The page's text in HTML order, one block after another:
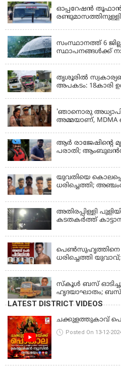
ഓപ്പറേഷൻ തൂഫാൻ:
സംസ്ഥാനത്ത് 6 ജില്ലകളിലെ
സ്ഥാപനങ്ങൾക്ക്
തൃശൂരിൽ
അപകടം: 18കാരി
'ഞാനൊരു
അമ്മയാണ്‌, MDMA
ആര്‍ രാജേഷിന്റെ
പരാതി;
ഫ്രീസര്‍
യുവതിയെ
ധരിച്ചെത്തി;
അതിരപ്പിള്ളി
കടതകർത്ത്
പെണ്‍സുഹൃത്തിനെ
ധരിച്ചെത്തി
സ്കൂൾ ബസ്
ഹൃദയാഘാതം; ബസ്
ഡ്രൈവർ മരിച്ചു,
LATEST DISTRICT VIDEOS
ചക്കുളത്തുകാവ്
Posted On 13-12-